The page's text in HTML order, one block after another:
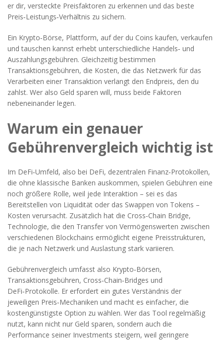
er dir, versteckte Preisfaktoren zu erkennen und das beste
Preis‑Leistungs‑Verhältnis zu sichern.
Ein Krypto‑Börse, Plattform, auf der du Coins kaufen, verkaufen
und tauschen kannst erhebt unterschiedliche Handels‑ und
Auszahlungsgebühren. Gleichzeitig bestimmen
Transaktionsgebühren, die Kosten, die das Netzwerk für das
Verarbeiten einer Transaktion verlangt den Endpreis, den du
zahlst. Wer also Geld sparen will, muss beide Faktoren
nebeneinander legen.
Warum ein genauer
Gebührenvergleich wichtig ist
Im DeFi‑Umfeld, also bei DeFi, dezentralen Finanz‑Protokollen,
die ohne klassische Banken auskommen, spielen Gebühren eine
noch größere Rolle, weil jede Interaktion – sei es das
Bereitstellen von Liquidität oder das Swappen von Tokens –
Kosten verursacht. Zusätzlich hat die Cross‑Chain Bridge,
Technologie, die den Transfer von Vermögenswerten zwischen
verschiedenen Blockchains ermöglicht eigene Preisstrukturen,
die je nach Netzwerk und Auslastung stark variieren.
Gebührenvergleich umfasst also Krypto‑Börsen,
Transaktionsgebühren, Cross‑Chain‑Bridges und
DeFi‑Protokolle. Er erfordert ein gutes Verständnis der
jeweiligen Preis‑Mechaniken und macht es einfacher, die
kostengünstigste Option zu wählen. Wer das Tool regelmäßig
nutzt, kann nicht nur Geld sparen, sondern auch die
Performance seiner Investments steigern, weil geringere